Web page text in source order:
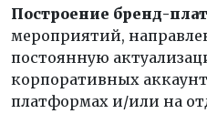
Построение бренд-
мероприятий,
постоянную
корпоративных
платформах и/или на